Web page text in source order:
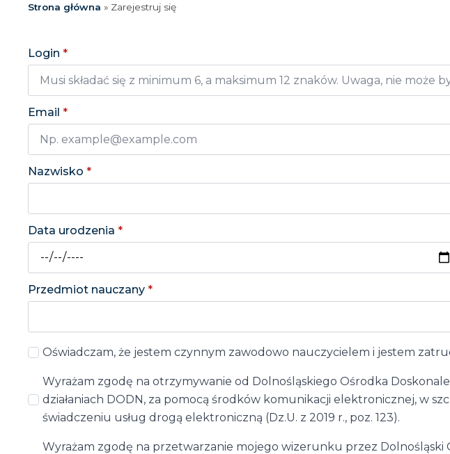
Strona główna » Zarejestruj się
Login *
Email *
Nazwisko *
Data urodzenia *
Przedmiot nauczany *
Oświadczam, że jestem czynnym zawodowo nauczycielem i jestem
Wyrażam zgodę na otrzymywanie od Dolnośląskiego Ośrodka
działaniach DODN, za pomocą środków komunikacji elektronicznej, w
świadczeniu usług drogą elektroniczną (Dz.U. z 2019 r., poz. 123).
Wyrażam zgodę na przetwarzanie mojego wizerunku przez